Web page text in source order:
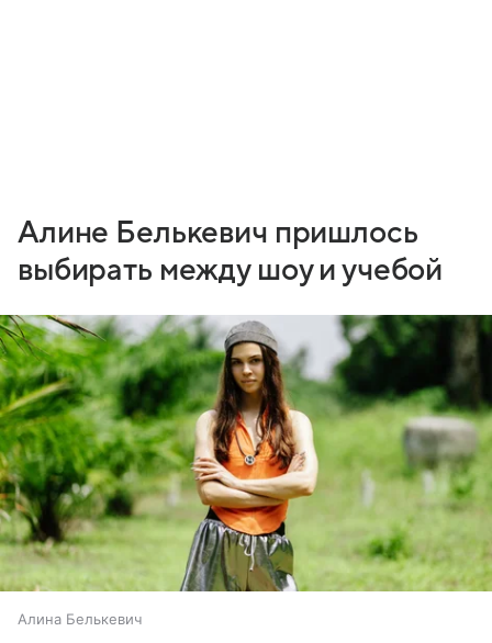
Алине Белькевич пришлось
выбирать между шоу и учебой
Алина Белькевич